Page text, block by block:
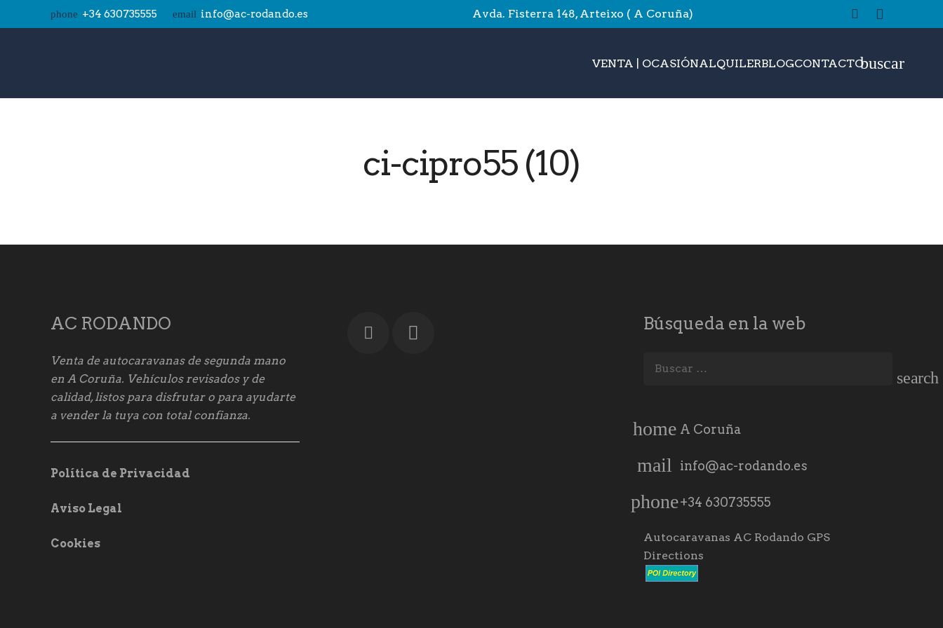
phone +34 630735555 email info@ac-rodando.es Avda. Fisterra 148, Arteixo ( A Coruña)
VENTA | OCASIÓNALQUILERBLOGCONTACTObuscar
ci-cipro55 (10)
AC RODANDO
Venta de autocaravanas de segunda mano
en A Coruña. Vehículos revisados y de
calidad, listos para disfrutar o para ayudarte
a vender la tuya con total confianza.
Política de Privacidad
Aviso Legal
Cookies
Búsqueda en la web
home A Coruña
mail info@ac-rodando.es
phone+34 630735555
Autocaravanas AC Rodando GPS
Directions